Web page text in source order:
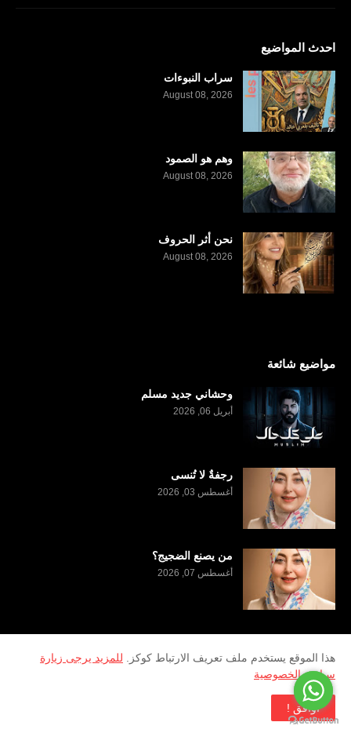
احدث المواضيع
سراب النبوءات
August 08, 2026
وهم هو الصمود
August 08, 2026
نحن أثر الحروف
August 08, 2026
مواضيع شائعة
وحشاني جديد مسلم
أبريل 06, 2026
رجفةٌ لا تُنسى
أغسطس 03, 2026
من يصنع الضجيج؟
أغسطس 07, 2026
2026
هذا الموقع يستخدم ملف تعريف الارتباط كوكز. للمزيد يرجى زيارة
سياسة الخصوصية
اوافق !